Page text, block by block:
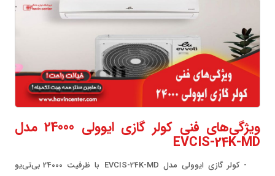
ویژگی‌های فنی کولر گازی ایوولی 24000 مدل
EVCIS-24K-MD
- کولر گازی ایوولی مدل EVCIS-24K-MD با ظرفیت 24000 بی‌تی‌یو